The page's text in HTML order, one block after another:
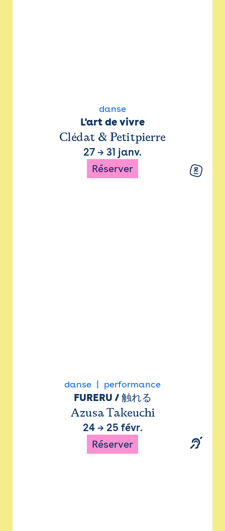
danse
L'art de vivre
Clédat & Petitpierre
27 → 31 janv.
Réserver
danse performance
FURERU / 触れる
Azusa Takeuchi
24→ 25 févr.
Réserver